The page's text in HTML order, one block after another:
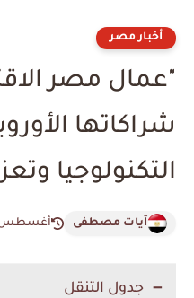
أخبار مصر
"عمال مصر
شراكاتها
التكنولوجيا
آيات مصطفى أغسطس 3,
جدول التنقل